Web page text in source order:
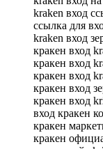
kraken вход
ссылка для
kraken вход
кракен вход
кракен вход
кракен вход
кракен вход
кракен вход
вход кракен
кракен
кракен